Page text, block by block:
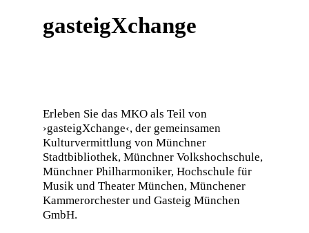
gasteigXchange
Erleben Sie das MKO als Teil von
›gasteigXchange‹, der gemeinsamen
Kulturvermittlung von Münchner
Stadtbibliothek, Münchner Volkshochschule,
Münchner Philharmoniker, Hochschule für
Musik und Theater München, Münchener
Kammerorchester und Gasteig München
GmbH.